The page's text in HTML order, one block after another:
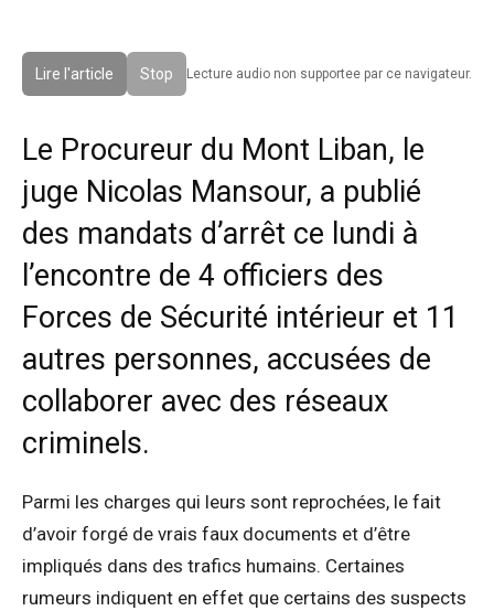
Lire l'article Stop Lecture audio non supportee par ce navigateur.
Le Procureur du Mont Liban, le
juge Nicolas Mansour, a publié
des mandats d’arrêt ce lundi à
l’encontre de 4 officiers des
Forces de Sécurité intérieur et 11
autres personnes, accusées de
collaborer avec des réseaux
criminels.
Parmi les charges qui leurs sont reprochées, le fait
d’avoir forgé de vrais faux documents et d’être
impliqués dans des trafics humains. Certaines
rumeurs indiquent en effet que certains des suspects